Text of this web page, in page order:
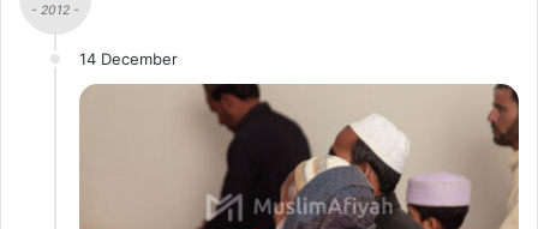
- 2012 -
14 December